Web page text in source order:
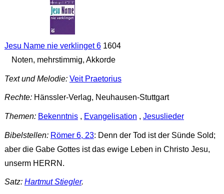
Jesu Name nie verklinget 61604
Noten, mehrstimmig, Akkorde
Text und Melodie: Veit Praetorius
Rechte:Hänssler-Verlag, Neuhausen-Stuttgart
Themen: Bekenntnis, Evangelisation , Jesuslieder
Bibelstellen: Römer 6, 23: Denn der Tod ist der Sünde Sold;
aber die Gabe Gottes ist das ewige Leben in Christo Jesu,
unserm HERRN.
Satz: Hartmut Stiegler.